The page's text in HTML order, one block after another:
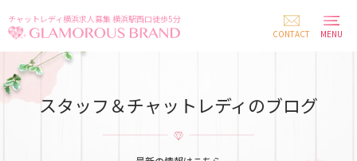
チャットレディ横浜求人募集 横浜駅西口徒歩5分
CONTACT
MENU
スタッフ＆チャットレディのブログ